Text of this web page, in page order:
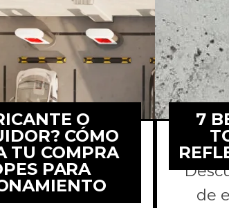
O
CÓMO
TU COMPRA
PARA
comprar topes
7
de